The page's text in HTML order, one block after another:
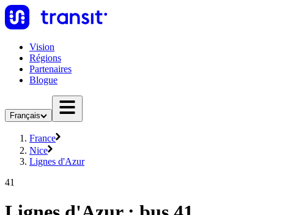
Vision
Régions
Partenaires
Blogue
Français
France
Nice
Lignes d'Azur
41